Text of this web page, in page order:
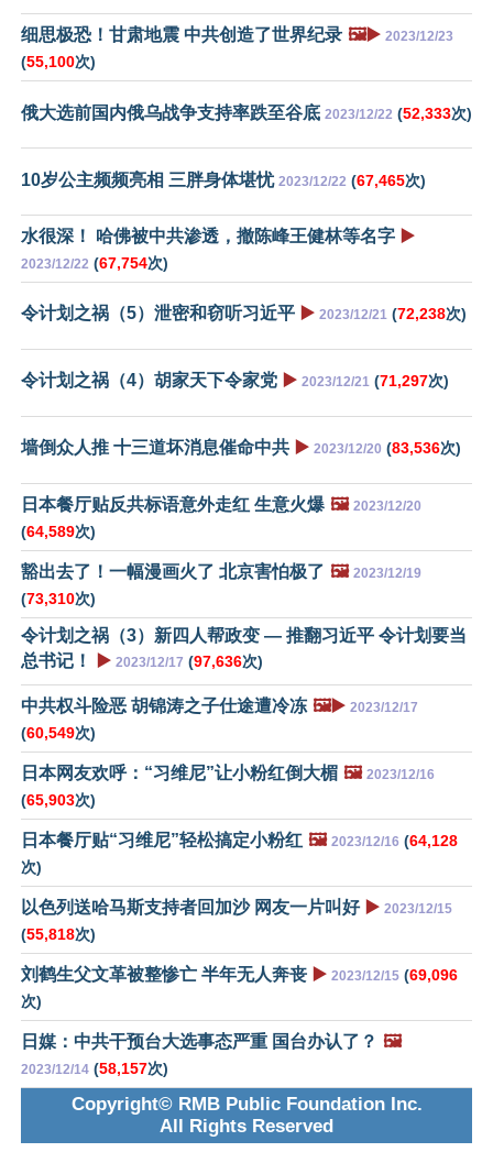
细思极恐！甘肃地震 中共创造了世界纪录 🖼️▶️ 2023/12/23
(55,100次)
俄大选前国内俄乌战争支持率跌至谷底 2023/12/22 (52,333次)
10岁公主频频亮相 三胖身体堪忧 2023/12/22 (67,465次)
水很深！ 哈佛被中共渗透，撤陈峰王健林等名字 ▶️
2023/12/22 (67,754次)
令计划之祸（5）泄密和窃听习近平 ▶️ 2023/12/21 (72,238次)
令计划之祸（4）胡家天下令家党 ▶️ 2023/12/21 (71,297次)
墙倒众人推 十三道坏消息催命中共 ▶️ 2023/12/20 (83,536次)
日本餐厅贴反共标语意外走红 生意火爆 🖼️ 2023/12/20
(64,589次)
豁出去了！一幅漫画火了 北京害怕极了 🖼️ 2023/12/19
(73,310次)
令计划之祸（3）新四人帮政变 — 推翻习近平 令计划要当
总书记！
▶️ 2023/12/17 (97,636次)
中共权斗险恶 胡锦涛之子仕途遭冷冻 🖼️▶️ 2023/12/17
(60,549次)
日本网友欢呼：“习维尼”让小粉红倒大楣 🖼️ 2023/12/16
(65,903次)
日本餐厅贴“习维尼”轻松搞定小粉红 🖼️ 2023/12/16 (64,128
次)
以色列送哈马斯支持者回加沙 网友一片叫好 ▶️ 2023/12/15
(55,818次)
刘鹤生父文革被整惨亡 半年无人奔丧 ▶️ 2023/12/15 (69,096
次)
日媒：中共干预台大选事态严重 国台办认了？ 🖼️
2023/12/14 (58,157次)
Copyright© RMB Public Foundation Inc.
All Rights Reserved